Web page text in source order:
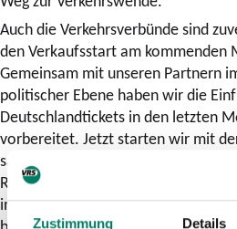
Zustimmung Details
Auch die Verkehrsverbünde sind
den Verkaufsstart am kommenden
Gemeinsam mit unseren Partnern
politischer Ebene haben wir die
Deutschlandtickets in den letzten
vorbereitet. Jetzt starten wir mit
sagte José Luis Castrillo, Vorstand
Ruhr. "Unsere Bestandskundinnen
informiert und auch Neukundinnen